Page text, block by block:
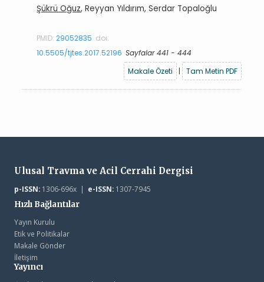
Şükrü Oğuz, Reyyan Yıldırım, Serdar Topaloğlu
PMID:29052835 doi:
10.5505/tjtes.2017.52196 Sayfalar 441 - 444
Makale Özeti
| Tam Metin PDF
Ulusal Travma ve Acil Cerrahi Dergisi
p-ISSN:1306-696x | e-ISSN:1307-7945
Hızlı Bağlantılar
Yayın Kurulu
Etik ve Politikalar
Makale Gönder
İletişim
Yayıncı